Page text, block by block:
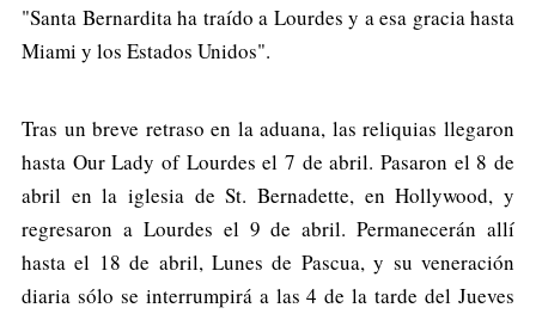
"Santa Bernardita ha traído a Lourdes y a esa gracia hasta
Miami y los Estados Unidos".
Tras un breve retraso en la aduana, las reliquias llegaron
hasta Our Lady of Lourdes el 7 de abril. Pasaron el 8 de
abril en la iglesia de St. Bernadette, en Hollywood, y
regresaron a Lourdes el 9 de abril. Permanecerán allí
hasta el 18 de abril, Lunes de Pascua, y su veneración
diaria sólo se interrumpirá a las 4 de la tarde del Jueves